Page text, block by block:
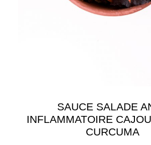
SAUCE SALADE
INFLAMMATOIRE
CURCUMA